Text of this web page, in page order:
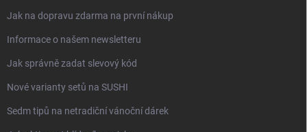
Jak na dopravu zdarma na první nákup
Informace o našem newsletteru
Jak správně zadat slevový kód
Nové varianty setů na SUSHI
Sedm tipů na netradiční vánoční dárek